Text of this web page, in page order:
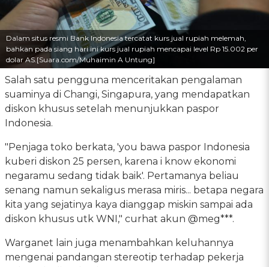
Dalam situs resmi Bank Indonesia tercatat kurs jual rupiah melemah,
bahkan pada siang hari ini kurs jual rupiah mencapai level Rp 15.002 per
dolar AS.[Suara.com/Muhaimin A Untung]
Salah satu pengguna menceritakan pengalaman
suaminya di Changi, Singapura, yang mendapatkan
diskon khusus setelah menunjukkan paspor
Indonesia.
"Penjaga toko berkata, 'you bawa paspor Indonesia
kuberi diskon 25 persen, karena i know ekonomi
negaramu sedang tidak baik'. Pertamanya beliau
senang namun sekaligus merasa miris... betapa negara
kita yang sejatinya kaya dianggap miskin sampai ada
diskon khusus utk WNI," curhat akun @meg***.
Warganet lain juga menambahkan keluhannya
mengenai pandangan stereotip terhadap pekerja